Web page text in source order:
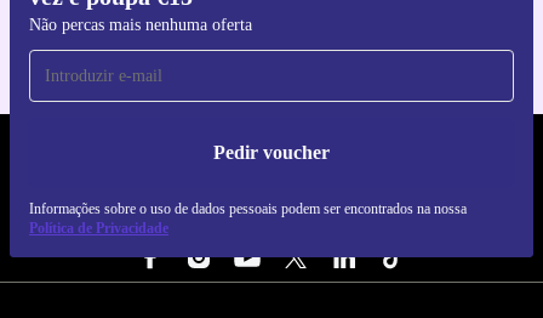
Não percas mais nenhuma oferta
Pedir voucher
Informações sobre o uso de dados pessoais podem ser encontrados na nossa
Política de Privacidade
REFURBED PORTUGAL - RETHINK NEW.
SEGUE-NOS